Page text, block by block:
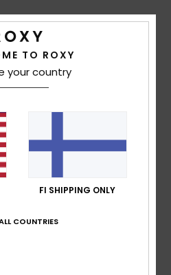
Score
/5
TO ROXY
your country
FI SHIPPING ONLY
COUNTRIES